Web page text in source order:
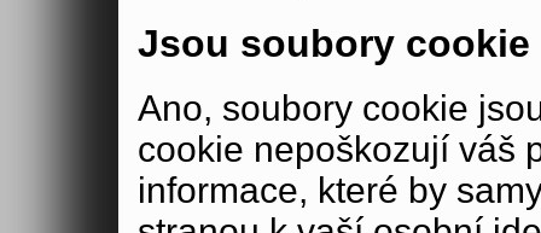
Jsou soubory cookie
Ano, soubory cookie
cookie nepoškozují váš
informace, které by